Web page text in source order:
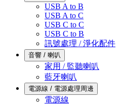
USB A to B
USB A to C
USB C to C
USB C to B
訊號處理 / 淨化配件
音響 / 喇叭
家用 / 監聽喇叭
藍牙喇叭
電源線 / 電源處理周邊
電源線